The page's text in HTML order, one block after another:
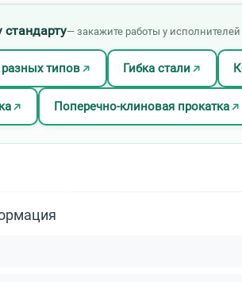
стандарту— закажите работы у исполнителей
типов Гибка стали
Поперечно-клиновая прокатка